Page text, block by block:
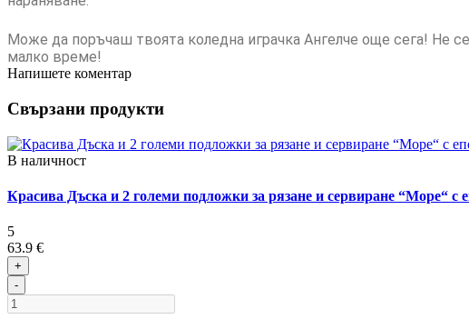
Може да поръчаш твоята коледна играчка Ангелче още сега! Не
малко време!
Напишете коментар
Свързани продукти
В наличност
Красива Дъска и 2 големи подложки за рязане и сервиране “Море“ с
5
63.9 €
+
-